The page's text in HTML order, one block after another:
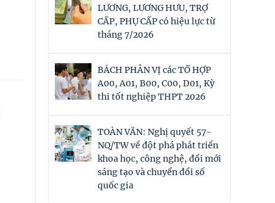
LƯƠNG, LƯƠNG HƯU, TRỢ
CẤP, PHỤ CẤP có hiệu lực từ
tháng 7/2026
BÁCH PHÂN VỊ các TỔ HỢP
A00, A01, B00, C00, D01, Kỳ
thi tốt nghiệp THPT 2026
TOÀN VĂN: Nghị quyết 57-
NQ/TW về đột phá phát triển
khoa học, công nghệ, đổi mới
sáng tạo và chuyển đổi số
quốc gia